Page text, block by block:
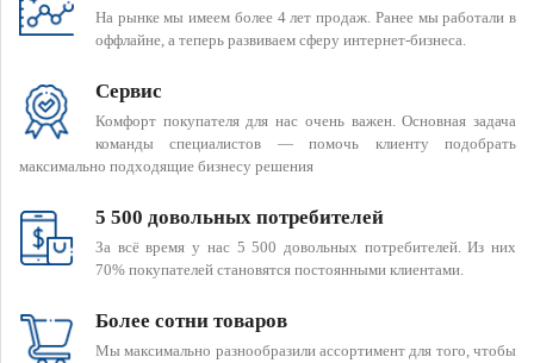
На рынке мы имеем более 4 лет продаж. Ранее мы работали в
оффлайне, а теперь развиваем сферу интернет-бизнеса.
Сервис
Комфорт покупателя для нас очень важен. Основная задача
команды специалистов — помочь клиенту подобрать
максимально подходящие бизнесу решения
5 500 довольных потребителей
За всё время у нас 5 500 довольных потребителей. Из них
70% покупателей становятся постоянными клиентами.
Более сотни товаров
Мы максимально разнообразили ассортимент для того, чтобы